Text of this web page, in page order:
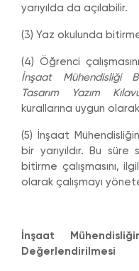
yarıyılda da açılabilir.
(3) Yaz okulunda
(4) Öğrenci
İnşaat Mühendisliği
Tasarım Yazım
kurallarına uygun olarak
(5) İnşaat
bir yarıyıldır. Bu
bitirme çalışmasını,
olarak çalışmayı
İnşaat
Değerlendirilmesi